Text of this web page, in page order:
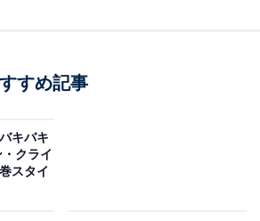
すめ記事
キバキ
クライ
スタイ